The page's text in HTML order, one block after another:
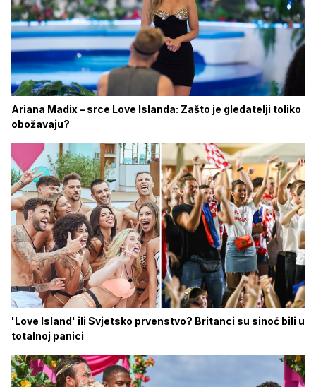
Ariana Madix – srce Love Islanda: Zašto je gledatelji toliko
obožavaju?
'Love Island' ili Svjetsko prvenstvo? Britanci su sinoć bili u
totalnoj panici